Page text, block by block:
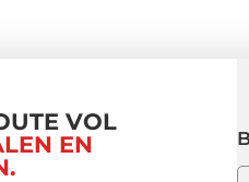
VOL
EN